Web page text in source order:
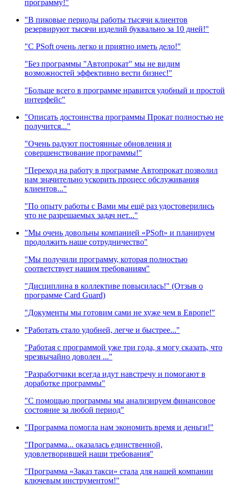
программу!"
"В пиковые периоды работы тысячи клиентов
резервируют тысячи изделий буквально за 10 дней!"
"C PSoft очень легко и приятно иметь дело!"
"Без программы "Автопрокат" мы не видим
возможностей эффективно вести бизнес!"
"Больше всего в программе нравится удобный и простой
интерфейс"
"Описать достоинства программы Прокат полностью не
получится..."
"Очень радуют постоянные обновления и
совершенствование программы!"
"Переход на работу в программе Автопрокат позволил
нам значительно ускорить процесс обслуживания
клиентов..."
"По опыту работы с Вами мы ещё раз удостоверились
что не разрешаемых задач нет..."
"Мы очень довольны компанией «PSoft» и планируем
продолжить наше сотрудничество"
"Мы получили программу, которая полностью
соответствует нашим требованиям"
"Дисциплина в коллективе повысилась!" (Отзыв о
программе Card Guard)
"Документы мы готовим сами не хуже чем в Европе!"
"Работать стало удобней, легче и быстрее..."
"Работая с программой уже три года, я могу сказать, что
чрезвычайно доволен ..."
"Разработчики всегда идут навстречу и помогают в
доработке программы"
"С помощью программы мы анализируем финансовое
состояние за любой период"
"Программа помогла нам экономить время и деньги!"
"Программа... оказалась единственной,
удовлетворившей наши требования"
"Программа «Заказ такси» стала для нашей компании
ключевым инструментом!"